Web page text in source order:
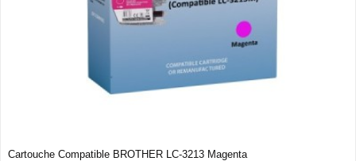
Cartouche Compatible BROTHER LC-3213 Magenta